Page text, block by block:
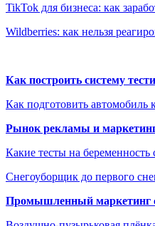
TikTok для бизнеса: как
Wildberries: как нельзя
Как построить систему
Как подготовить автомобиль
Рынок рекламы и
Какие тесты на беременность
Снегоуборщик до первого
Промышленный маркетинг